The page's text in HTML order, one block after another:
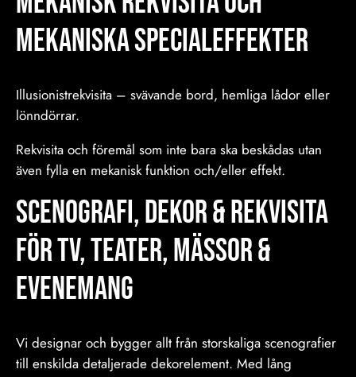
mekaniska specialeffekter
Illusionistrekvisita – svävande bord, hemliga lådor eller
lönndörrar.
Rekvisita och föremål som inte bara ska beskådas utan
även fylla en mekanisk funktion och/eller effekt.
Scenografi, Dekor & Rekvisita
för TV, Teater, Mässor &
Evenemang
Vi designar och bygger allt från storskaliga scenografier
till enskilda detaljerade dekorelement. Med lång